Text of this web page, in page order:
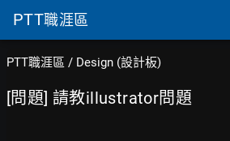
PTT職涯區
PTT職涯區 / Design (設計板)
[問題] 請教illustrator問題